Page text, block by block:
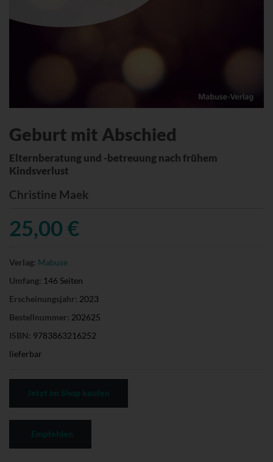
Geburt mit Abschied
Elternberatung und -betreuung nach frühem
Kindsverlust
Christine Maek
25,00 €
Verlag: Mabuse
Umfang: 146 Seiten
Erscheinungsjahr: 2023
Bestellnummer: 202625
ISBN: 9783863216252
lieferbar